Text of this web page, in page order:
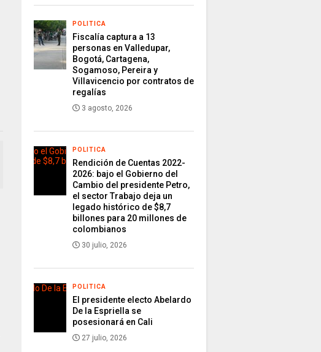
POLITICA
Fiscalía captura a 13
personas en Valledupar,
Bogotá, Cartagena,
Sogamoso, Pereira y
Villavicencio por contratos de
regalías
3 agosto, 2026
POLITICA
Rendición de Cuentas 2022-
2026: bajo el Gobierno del
Cambio del presidente Petro,
el sector Trabajo deja un
legado histórico de $8,7
billones para 20 millones de
colombianos
30 julio, 2026
POLITICA
El presidente electo Abelardo
De la Espriella se
posesionará en Cali
27 julio, 2026